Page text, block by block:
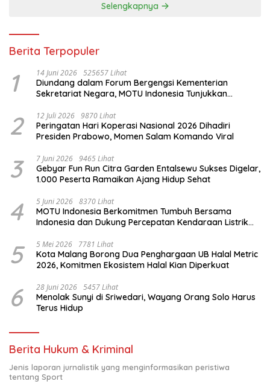
Selengkapnya
Berita Terpopuler
1 14 Juni 2026 525657 Lihat
Diundang dalam Forum Bergengsi Kementerian
Sekretariat Negara, MOTU Indonesia Tunjukkan
2 12 Juli 2026 9870 Lihat
Peringatan Hari Koperasi Nasional 2026 Dihadiri
Presiden Prabowo, Momen Salam Komando Viral
3 7 Juni 2026 9465 Lihat
Gebyar Fun Run Citra Garden Entalsewu Sukses Digelar,
1.000 Peserta Ramaikan Ajang Hidup Sehat
4 5 Juni 2026 8370 Lihat
MOTU Indonesia Berkomitmen Tumbuh Bersama
Indonesia dan Dukung Percepatan Kendaraan Listrik
5 5 Mei 2026 7781 Lihat
Kota Malang Borong Dua Penghargaan UB Halal Metric
2026, Komitmen Ekosistem Halal Kian Diperkuat
6 28 Juni 2026 5457 Lihat
Menolak Sunyi di Sriwedari, Wayang Orang Solo Harus
Terus Hidup
Berita Hukum & Kriminal
Jenis laporan jurnalistik yang menginformasikan peristiwa
tentang Sport